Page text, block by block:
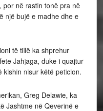
por në rastin tonë pra në
një bujë e madhe dhe e
të tillë ka shprehur
Jahjaga, duke i quajtur
kishin nisur këtë peticion.
Greg Delawie, ka
Jashtme në Qeverinë e